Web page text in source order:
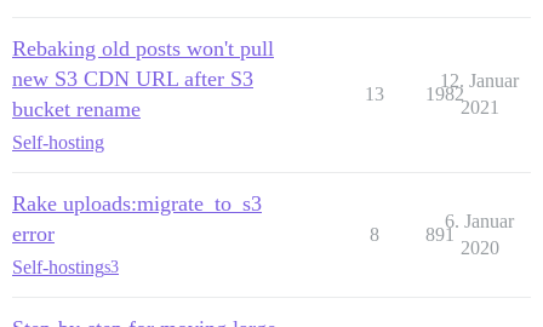
Rebaking old posts won't pull
new S3 CDN URL after S3
bucket rename
Self-hosting
13 1982
12. Januar
2021
Rake uploads:migrate_to_s3
error
Self-hostings3
8 891
6. Januar
2020